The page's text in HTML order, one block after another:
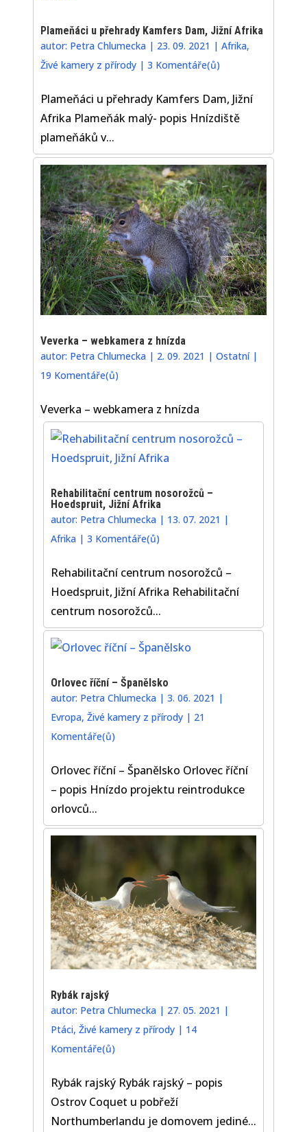
Plameňáci u přehrady Kamfers Dam, Jižní Afrika
autor: Petra Chlumecka | 23. 09. 2021 |Afrika,
Živé kamery z přírody |3 Komentáře(ů)
Plameňáci u přehrady Kamfers Dam, Jižní
Afrika Plameňák malý- popis Hnízdiště
plameňáků v...
Veverka – webkamera z hnízda
autor: Petra Chlumecka | 2. 09. 2021 |Ostatní|
19 Komentáře(ů)
Veverka – webkamera z hnízda
Rehabilitační centrum nosorožců –
Hoedspruit, Jižní Afrika
autor: Petra Chlumecka| 13. 07. 2021 |
Afrika| 3 Komentáře(ů)
Rehabilitační centrum nosorožců –
Hoedspruit, Jižní Afrika Rehabilitační
centrum nosorožců...
Orlovec říční – Španělsko
autor: Petra Chlumecka| 3. 06. 2021 |
Evropa, Živé kamery z přírody| 21
Komentáře(ů)
Orlovec říční – Španělsko Orlovec říční
– popis Hnízdo projektu reintrodukce
orlovců...
Rybák rajský
autor: Petra Chlumecka| 27. 05. 2021 |
Ptáci, Živé kamery z přírody| 14
Komentáře(ů)
Rybák rajský Rybák rajský – popis
Ostrov Coquet u pobřeží
Northumberlandu je domovem jediné...